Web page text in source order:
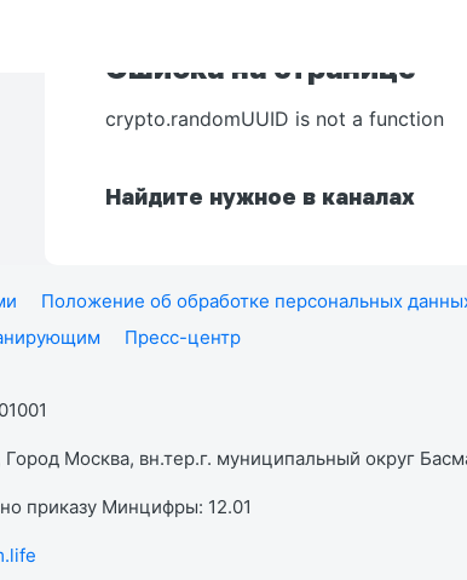
Ошибка на странице
crypto.randomUUID is not a function
Найдите нужное в каналах
Положение об обработке персональных
Пресс-центр
Москва, вн.тер.г. муниципальный округ
приказу Минцифры: 12.01